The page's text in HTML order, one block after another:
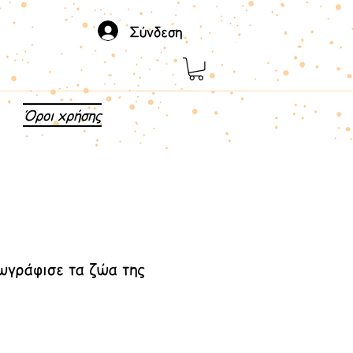
Σύνδεση
Όροι xρήσης
τα ζώα της